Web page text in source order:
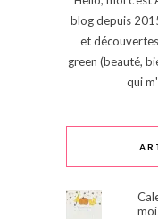
blog depuis
et
green (beauté,
qui